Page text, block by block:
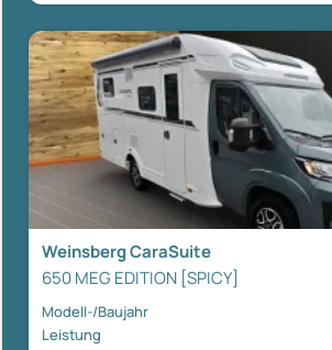
Weinsberg CaraSuite
650 MEG EDITION [SPICY]
Modell-/Baujahr
Leistung